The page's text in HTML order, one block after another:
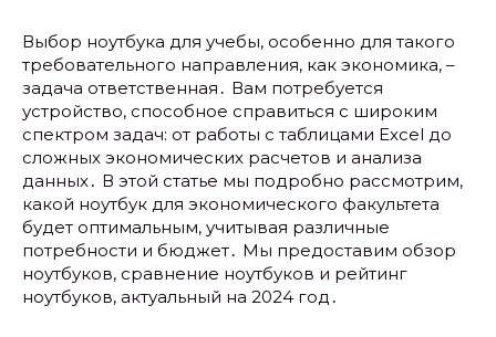
Выбор ноутбука для учебы, особенно для такого
требовательного направления, как экономика, –
задача ответственная․ Вам потребуется
устройство, способное справиться с широким
спектром задач: от работы с таблицами Excel до
сложных экономических расчетов и анализа
данных․ В этой статье мы подробно рассмотрим,
какой ноутбук для экономического факультета
будет оптимальным, учитывая различные
потребности и бюджет․ Мы предоставим обзор
ноутбуков, сравнение ноутбуков и рейтинг
ноутбуков, актуальный на 2024 год․